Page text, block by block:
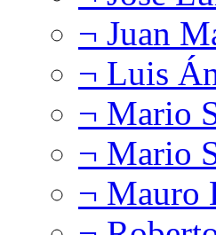
¬ Juan
¬ Luis
¬ Mario
¬ Mario
¬ Mauro